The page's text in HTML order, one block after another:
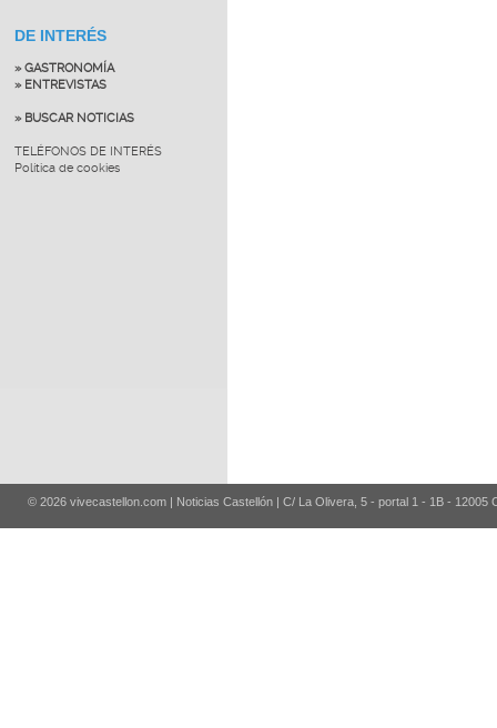
DE INTERÉS
» GASTRONOMÍA
» ENTREVISTAS
» BUSCAR NOTICIAS
TELÉFONOS DE INTERÉS
Política de cookies
© 2026 vivecastellon.com | Noticias Castellón | C/ La Olivera, 5 - portal 1 - 1B - 12005